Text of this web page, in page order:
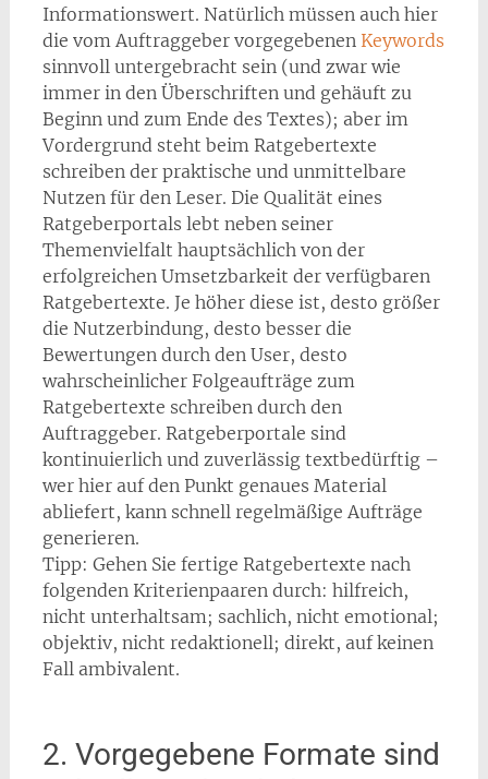
Informationswert. Natürlich müssen auch hier
die vom Auftraggeber vorgegebenen Keywords
sinnvoll untergebracht sein (und zwar wie
immer in den Überschriften und gehäuft zu
Beginn und zum Ende des Textes); aber im
Vordergrund steht beim Ratgebertexte
schreiben der praktische und unmittelbare
Nutzen für den Leser. Die Qualität eines
Ratgeberportals lebt neben seiner
Themenvielfalt hauptsächlich von der
erfolgreichen Umsetzbarkeit der verfügbaren
Ratgebertexte. Je höher diese ist, desto größer
die Nutzerbindung, desto besser die
Bewertungen durch den User, desto
wahrscheinlicher Folgeaufträge zum
Ratgebertexte schreiben durch den
Auftraggeber. Ratgeberportale sind
kontinuierlich und zuverlässig textbedürftig –
wer hier auf den Punkt genaues Material
abliefert, kann schnell regelmäßige Aufträge
generieren.
Tipp: Gehen Sie fertige Ratgebertexte nach
folgenden Kriterienpaaren durch: hilfreich,
nicht unterhaltsam; sachlich, nicht emotional;
objektiv, nicht redaktionell; direkt, auf keinen
Fall ambivalent.
2. Vorgegebene Formate sind